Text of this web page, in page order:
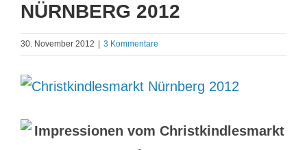
NÜRNBERG 2012
30. November 2012 3 Kommentare
Zeige
Bild